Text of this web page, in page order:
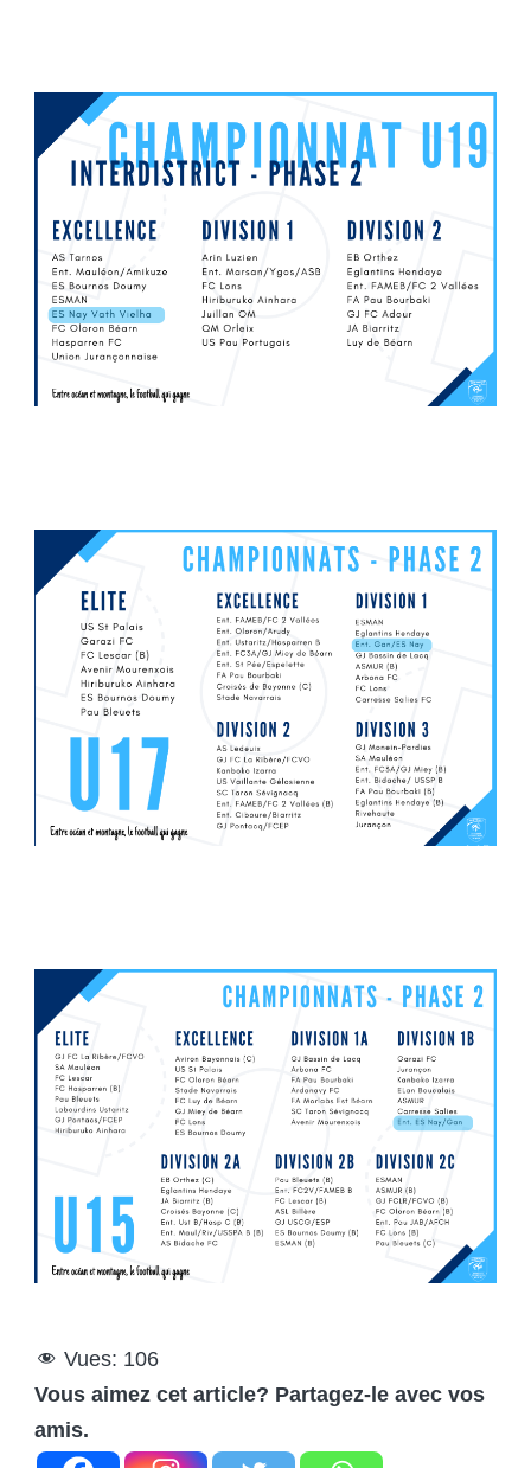
Vues: 106
Vous aimez cet article? Partagez-le avec vos
amis.